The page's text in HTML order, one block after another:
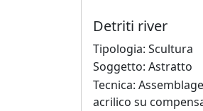
Andrés
Detriti river
Tipologia: Scultura
Soggetto: Astratto
Tecnica:
acrilico su